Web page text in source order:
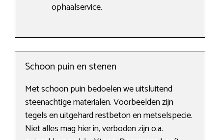
ophaalservice.
Schoon puin en stenen
Met schoon puin bedoelen we uitsluitend
steenachtige materialen. Voorbeelden zijn
tegels en uitgehard restbeton en metselspecie.
Niet alles mag hier in, verboden zijn o.a.